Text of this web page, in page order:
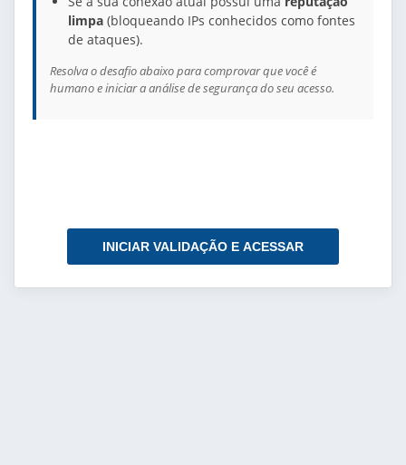
limpa (bloqueando IPs conhecidos como fontes
de ataques).
Resolva o desafio abaixo para comprovar que você é
humano e iniciar a análise de segurança do seu acesso.
INICIAR VALIDAÇÃO E ACESSAR